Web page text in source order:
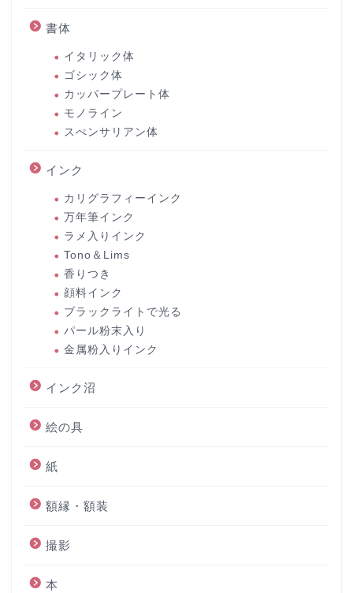
書体
イタリック体
ゴシック体
カッパープレート体
モノライン
スぺンサリアン体
インク
カリグラフィーインク
万年筆インク
ラメ入りインク
Tono＆Lims
香りつき
顔料インク
ブラックライトで光る
パール粉末入り
金属粉入りインク
インク沼
絵の具
紙
額縁・額装
撮影
本